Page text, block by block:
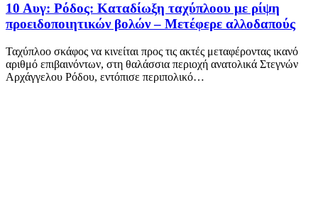
10 Αυγ: Ρόδος: Καταδίωξη ταχύπλοου με ρίψη
προειδοποιητικών βολών – Μετέφερε αλλοδαπούς
Ταχύπλοο σκάφος να κινείται προς τις ακτές μεταφέροντας ικανό
αριθμό επιβαινόντων, στη θαλάσσια περιοχή ανατολικά Στεγνών
Αρχάγγελου Ρόδου, εντόπισε περιπολικό…